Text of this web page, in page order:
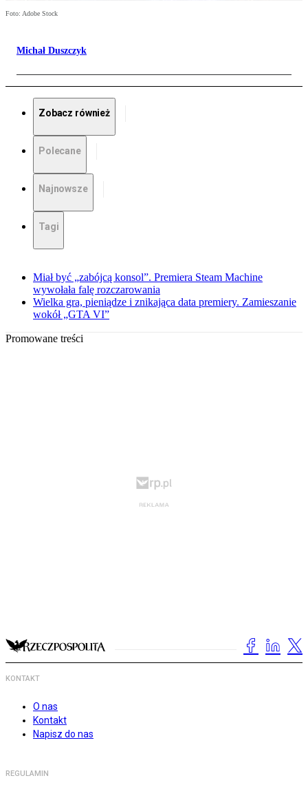
Foto: Adobe Stock
Michał Duszczyk
Zobacz również
Polecane
Najnowsze
Tagi
Miał być „zabójcą konsol”. Premiera Steam Machine
wywołała falę rozczarowania
Wielka gra, pieniądze i znikająca data premiery. Zamieszanie
wokół „GTA VI”
Promowane treści
KONTAKT
O nas
Kontakt
Napisz do nas
REGULAMIN